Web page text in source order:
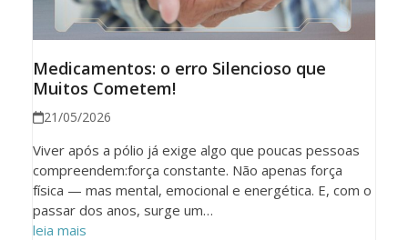
Medicamentos: o erro Silencioso que
Muitos Cometem!
21/05/2026
Viver após a pólio já exige algo que poucas pessoas
compreendem:força constante. Não apenas força
física — mas mental, emocional e energética. E, com o
passar dos anos, surge um…
leia mais